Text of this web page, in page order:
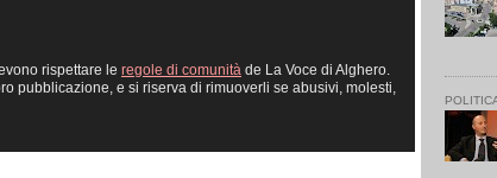
rispettare le regole di comunità de La Voce di Alghero.
pubblicazione, e si riserva di rimuoverli se abusivi, molesti,